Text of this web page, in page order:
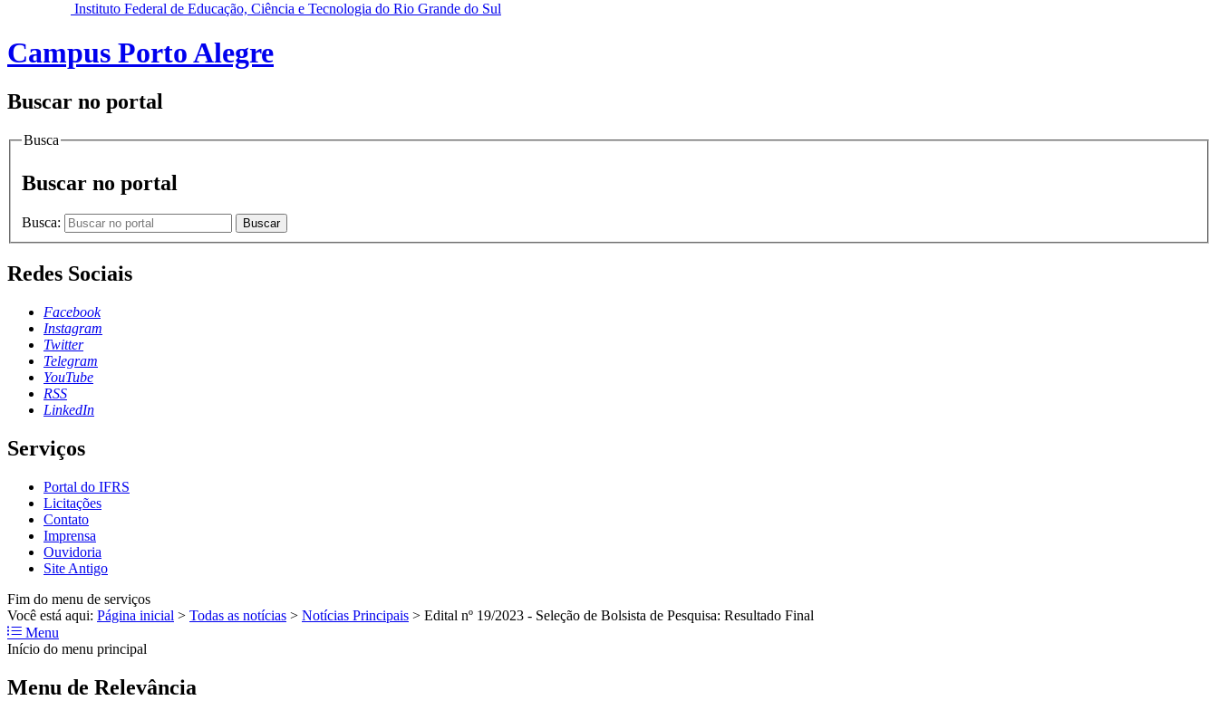
Instituto Federal de Educação, Ciência e Tecnologia do Rio Grande do Sul
Campus Porto Alegre
Buscar no portal
Busca
Buscar no portal
Busca: Buscar
Redes Sociais
Facebook
Instagram
Twitter
Telegram
YouTube
RSS
LinkedIn
Serviços
Portal do IFRS
Licitações
Contato
Imprensa
Ouvidoria
Site Antigo
Fim do menu de serviços
Você está aqui: Página inicial > Todas as notícias > Notícias Principais > Edital nº 19/2023 - Seleção de Bolsista de Pesquisa: Resultado Final
Menu
Início do menu principal
Menu de Relevância